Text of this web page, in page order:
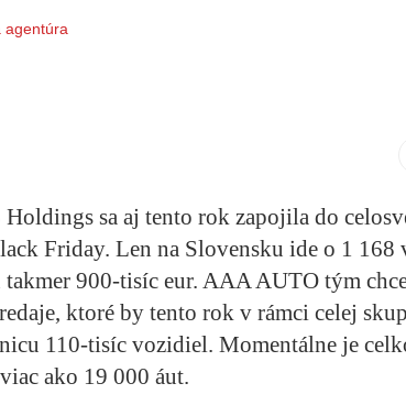
agentúra
sa aj tento rok zapojila do
Friday. Len na Slovensku ide o 1 168
900-tisíc eur. AAA AUTO tým
ktoré by tento rok v rámci celej
110-tisíc vozidiel. Momentálne je
ako 19 000 áut.